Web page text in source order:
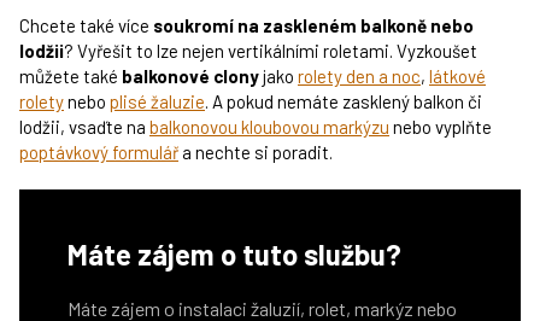
Chcete také více soukromí na zaskleném balkoně nebo
lodžii? Vyřešit to lze nejen vertikálními roletami. Vyzkoušet
můžete také balkonové clonyjako rolety den a noc, látkové
roletynebo plisé žaluzie. A pokud nemáte zasklený balkon či
lodžii, vsaďte na balkonovou kloubovou markýzu nebo vyplňte
poptávkový formulář a nechte si poradit.
Máte zájem o tuto službu?
Máte zájem o instalaci žaluzií, rolet, markýz nebo